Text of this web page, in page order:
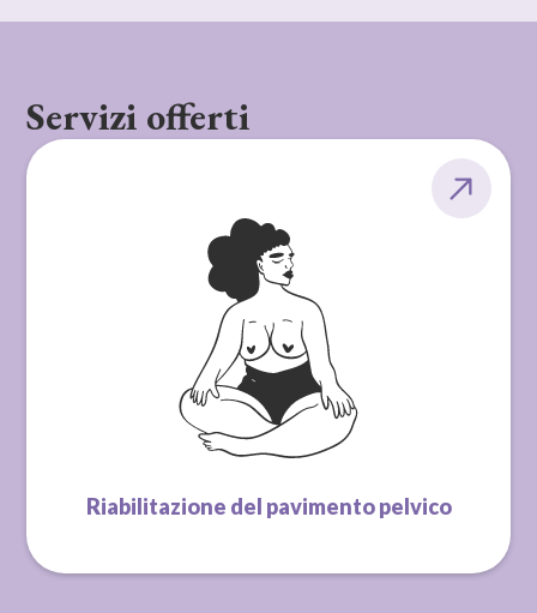
Servizi offerti
Riabilitazione del pavimento pelvico